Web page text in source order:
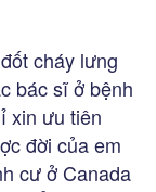
cháy lưng
bác sĩ ở bệnh
xin ưu tiên
đời của em
cư ở Canada